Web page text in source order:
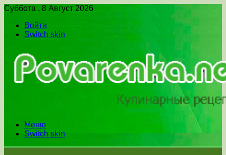
Суббота , 8 Август 2026
Войти
Switch skin
Меню
Switch skin